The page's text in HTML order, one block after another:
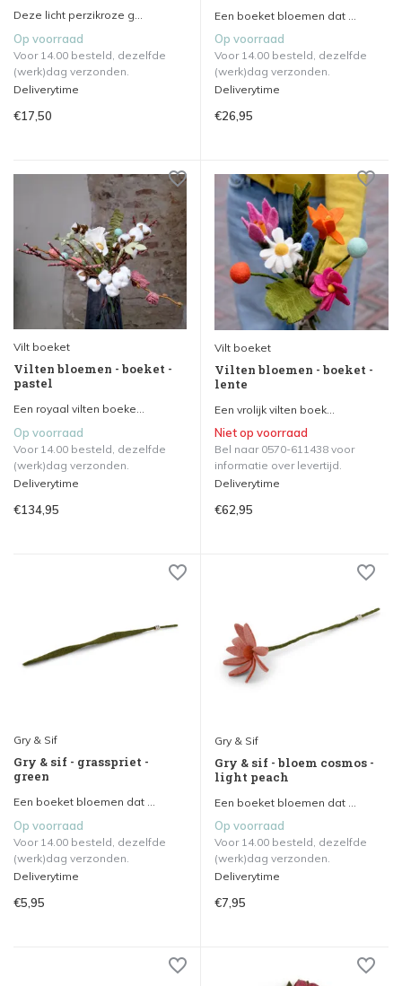
Deze licht perzikroze g...
Op voorraad
Voor 14.00 besteld, dezelfde
(werk)dag verzonden.
Deliverytime
€17,50
Een boeket bloemen dat ...
Op voorraad
Voor 14.00 besteld, dezelfde
(werk)dag verzonden.
Deliverytime
€26,95
Vilt boeket
Vilten bloemen - boeket -
pastel
Een royaal vilten boeke...
Op voorraad
Voor 14.00 besteld, dezelfde
(werk)dag verzonden.
Deliverytime
€134,95
Vilt boeket
Vilten bloemen - boeket -
lente
Een vrolijk vilten boek...
Niet op voorraad
Bel naar 0570-611438 voor
informatie over levertijd.
Deliverytime
€62,95
Gry & Sif
Gry & sif - grasspriet -
green
Een boeket bloemen dat ...
Op voorraad
Voor 14.00 besteld, dezelfde
(werk)dag verzonden.
Deliverytime
€5,95
Gry & Sif
Gry & sif - bloem cosmos -
light peach
Een boeket bloemen dat ...
Op voorraad
Voor 14.00 besteld, dezelfde
(werk)dag verzonden.
Deliverytime
€7,95